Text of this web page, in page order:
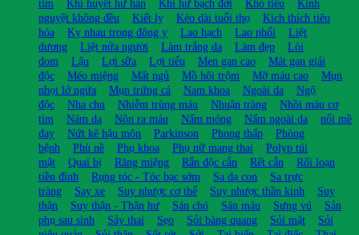
tim
Khí huyết hư hàn Khí hư bạch đới Khó tiêu
Kinh
nguyệt không đều
Kiết lỵ Kéo dài tuổi thọ
Kích thích tiêu
hóa
Kỵ nhau trong đông y Lao hạch Lao phổi
Liệt
dương
Liệt nửa người Làm trắng da Làm đẹp
Lòi
dom
Lậu Lợi sữa Lợi tiểu Men gan cao
Mát gan giải
độc
Méo miệng Mất ngủ Mồ hôi trộm Mỡ máu cao
Mụn
nhọt lở ngứa
Mụn trứng cá Nam khoa Ngoài da
Ngộ
độc
Nha chu Nhiễm trùng máu Nhuận tràng
Nhồi máu cơ
tim
Nám da Nôn ra máu Nấm móng Nấm ngoài da
nổi mề
đay
Nứt kẽ hậu môn Parkinson Phong thấp
Phòng
bệnh
Phù nề Phụ khoa Phụ nữ mang thai
Polyp túi
mật
Quai bị Răng miệng Rắn độc cắn Rết cắn
Rối loạn
tiền đình
Rụng tóc - Tóc bạc sớm Sa dạ con
Sa trực
tràng
Say xe Suy nhược cơ thể Suy nhược thần kinh
Suy
thận
Suy thận - Thận hư Sán chó Sán máu Sưng vú
Sản
phụ sau sinh
Sảy thai Sẹo Sỏi bàng quang Sỏi mật
Sỏi